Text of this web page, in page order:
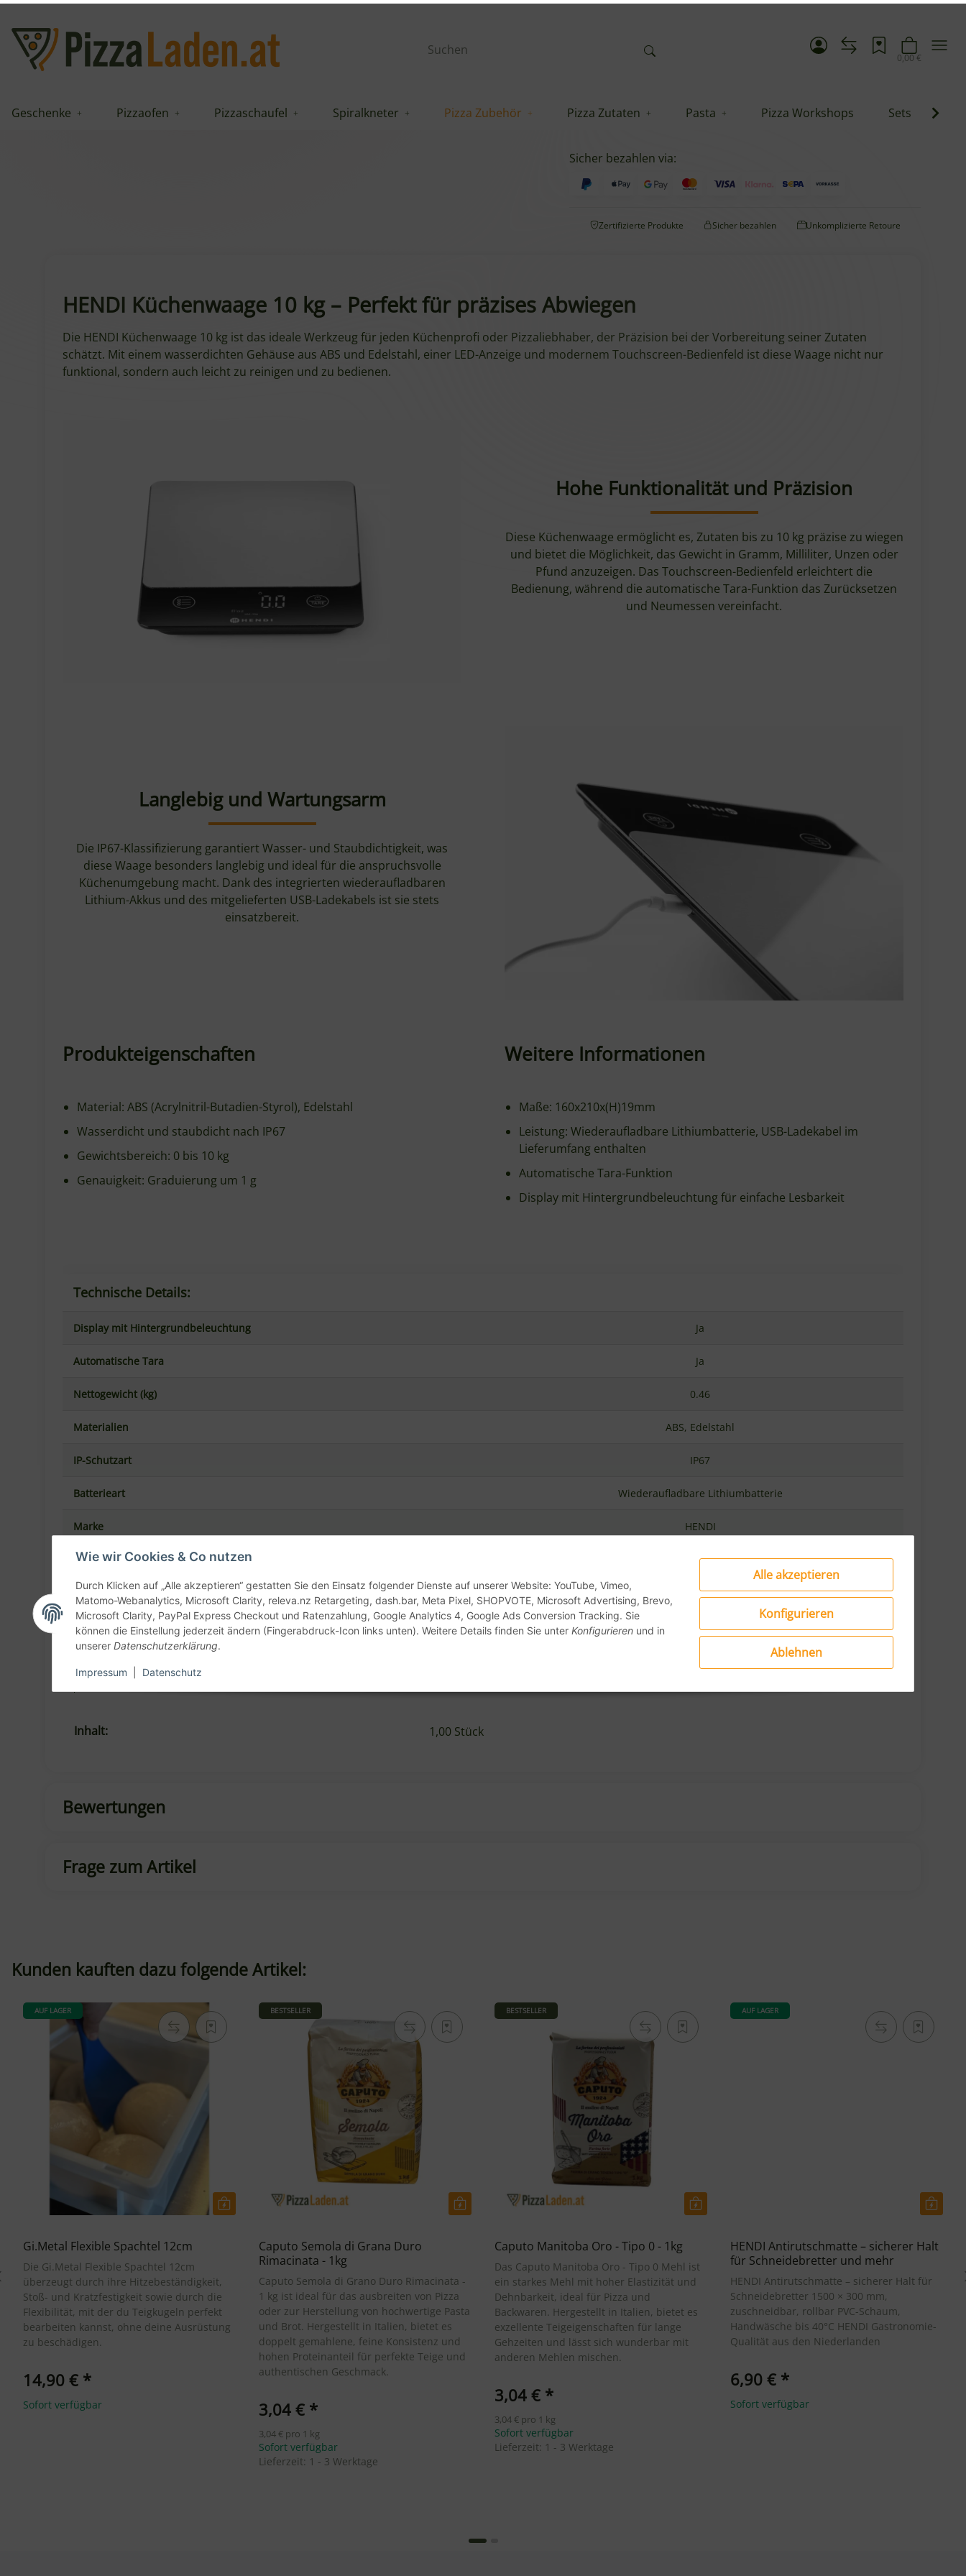
Alle akzeptieren
Konfigurieren
Ablehnen
Wie wir Cookies & Co nutzen
Durch Klicken auf „Alle akzeptieren“ gestatten Sie den Einsatz folgender Dienste auf unserer Website: YouTube, Vimeo,
Matomo-Webanalytics, Microsoft Clarity, releva.nz Retargeting, dash.bar, Meta Pixel, SHOPVOTE, Microsoft Advertising, Brevo,
Microsoft Clarity, PayPal Express Checkout und Ratenzahlung, Google Analytics 4, Google Ads Conversion Tracking. Sie
können die Einstellung jederzeit ändern (Fingerabdruck-Icon links unten). Weitere Details finden Sie unter Konfigurieren und in
unserer Datenschutzerklärung
Impressum | Datenschutz
verfügbar.
Frage zum Artikel
Sicher bezahlen via:
Zertifizierte Produkte Sicher bezahlen Unkomplizierte Retoure
HENDI Küchenwaage 10 kg – Perfekt für präzises Abwiegen
Die HENDI Küchenwaage 10 kg ist das ideale Werkzeug für jeden Küchenprofi oder Pizzaliebhaber, der Präzision bei der Vorbereitung seiner Zutaten
schätzt. Mit einem wasserdichten Gehäuse aus ABS und Edelstahl, einer LED-Anzeige und modernem Touchscreen-Bedienfeld ist diese Waage nicht nur
funktional, sondern auch leicht zu reinigen und zu bedienen.
Hohe Funktionalität und Präzision
Diese Küchenwaage ermöglicht es, Zutaten bis zu 10 kg präzise zu wiegen
und bietet die Möglichkeit, das Gewicht in Gramm, Milliliter, Unzen oder
Pfund anzuzeigen. Das Touchscreen-Bedienfeld erleichtert die
Bedienung, während die automatische Tara-Funktion das Zurücksetzen
und Neumessen vereinfacht.
Langlebig und Wartungsarm
Die IP67-Klassifizierung garantiert Wasser- und Staubdichtigkeit, was
diese Waage besonders langlebig und ideal für die anspruchsvolle
Küchenumgebung macht. Dank des integrierten wiederaufladbaren
Lithium-Akkus und des mitgelieferten USB-Ladekabels ist sie stets
einsatzbereit.
Produkteigenschaften
Material: ABS (Acrylnitril-Butadien-Styrol), Edelstahl
Wasserdicht und staubdicht nach IP67
Gewichtsbereich: 0 bis 10 kg
Genauigkeit: Graduierung um 1 g
Weitere Informationen
Maße: 160x210x(H)19mm
Leistung: Wiederaufladbare Lithiumbatterie, USB-Ladekabel im
Lieferumfang enthalten
Automatische Tara-Funktion
Display mit Hintergrundbeleuchtung für einfache Lesbarkeit
Technische Details:
Display mit Hintergrundbeleuchtung Ja
Automatische Tara Ja
Nettogewicht (kg) 0.46
Materialien ABS, Edelstahl
IP-Schutzart IP67
Batterieart Wiederaufladbare Lithiumbatterie
Marke HENDI
Angaben zur Produktsicherheit
Herstellerinformationen:
Hendi BV
Innovatielaan 6
info@hendi.eu
Produkteigenschaft
Wert
Inhalt: 1,00 Stück
Bewertungen
Frage zum Artikel
Kunden kauften dazu folgende Artikel:
AUF LAGER
Gi.Metal Flexible Spachtel 12cm
Die Gi.Metal Flexible Spachtel 12cm
überzeugt durch ihre Hitzebeständigkeit,
Stoß- und Kratzfestigkeit sowie durch die
Flexibilität, mit der du Teigkugeln perfekt
bearbeiten kannst, ohne deine Ausrüstung
zu beschädigen.
14,90 € *
Sofort verfügbar
BESTSELLER
Caputo Semola di Grana Duro
Rimacinata - 1kg
Caputo Semola di Grano Duro Rimacinata -
1 kg ist ideal für das ausbreiten von Pizza
oder zur Herstellung von hochwertige Pasta
und Brot. Hergestellt in Italien, bietet es
doppelt gemahlene, feine Konsistenz und
hohen Proteinanteil für perfekte Teige und
authentischen Geschmack.
3,04 € *
3,04 € pro 1 kg
Sofort verfügbar
Lieferzeit: 1 - 3 Werktage
BESTSELLER
Caputo Manitoba Oro - Tipo 0 - 1kg
Das Caputo Manitoba Oro - Tipo 0 Mehl ist
ein starkes Mehl mit hoher Elastizität und
Dehnbarkeit, ideal für Pizza und
Backwaren. Hergestellt in Italien, bietet es
exzellente Teigeigenschaften für lange
Gehzeiten und lässt sich wunderbar mit
anderen Mehlen mischen.
3,04 € *
3,04 € pro 1 kg
Sofort verfügbar
Lieferzeit: 1 - 3 Werktage
AUF LAGER
HENDI Antirutschmatte – sicherer Halt
für Schneidebretter und mehr
HENDI Antirutschmatte – sicherer Halt für
Schneidebretter 1500 × 300 mm,
zuschneidbar, rollbar PVC-Schaum,
Handwäsche bis 40°C HENDI Gastronomie-
Qualität aus den Niederlanden
6,90 € *
Sofort verfügbar